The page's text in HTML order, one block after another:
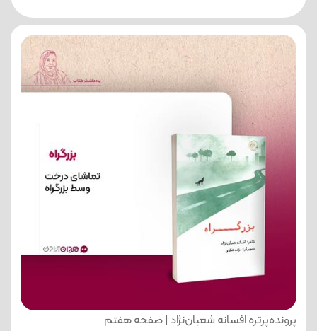
پرونده‌پرتره افسانه شعبان‌نژاد | صفحه هفتم